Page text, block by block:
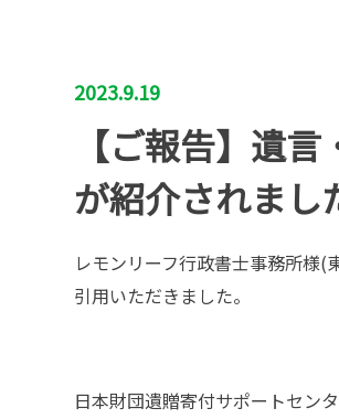
2023.9.19
【ご報告】遺
が紹介されまし
レモンリーフ行政書士事務所様(
引用いただきました。
日本財団遺贈寄付サポートセン